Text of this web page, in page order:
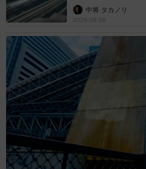
ハーブとレモンが爽やかなハー
ルモン（ホソやミノなど）、ウ
ラインアップに大満足です。大
食しましたが、野菜なんかも
しめそうな量でした。
係が反響
中将 タカノリ
2026.08.06